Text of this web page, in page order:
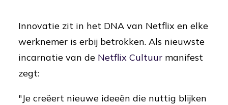
Innovatie zit in het DNA van Netflix en elke
werknemer is erbij betrokken. Als nieuwste
incarnatie van de Netflix Cultuur manifest
zegt:
"Je creëert nieuwe ideeën die nuttig blijken